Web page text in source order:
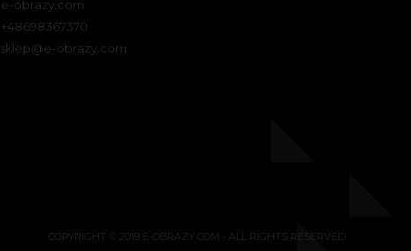
e-obrazy.com
+48698367370
sklep@e-obrazy.com
COPYRIGHT © 2019 E-OBRAZY.COM - ALL RIGHTS RESERVED